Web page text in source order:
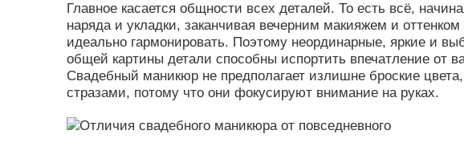
Главное касается общности всех деталей. То есть всё,
наряда и укладки, заканчивая вечерним макияжем и
идеально гармонировать. Поэтому неординарные, яркие и
общей картины детали способны испортить впечатление от
Свадебный маникюр не предполагает излишне броские
стразами, потому что они фокусируют внимание на руках.